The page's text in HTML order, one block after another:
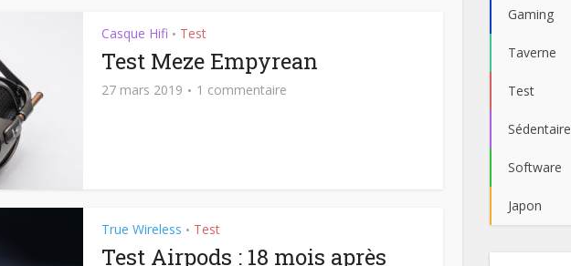
Casque Hifi • Test
Test Meze Empyrean
27 mars 2019 1 commentaire
True Wireless • Test
Test Airpods : 18 mois après
Gaming
Taverne
Test
Sédentaire
Software
Japon